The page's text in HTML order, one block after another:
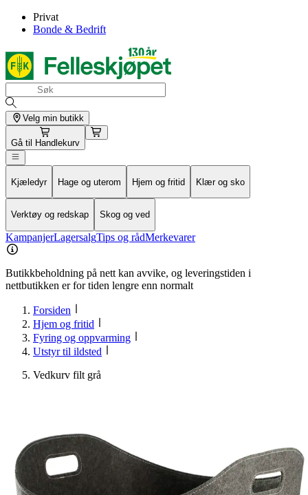
Privat
Bonde & Bedrift
Velg min butikk
Gå til Handlekurv
Kjæledyr Hage og uterom Hjem og fritid Klær og sko
Verktøy og redskap Skog og ved
KampanjerLagersalgTips og rådMerkevarer
Butikkbeholdning på nett kan avvike, og leveringstiden i
nettbutikken er for tiden lengre enn normalt
Forsiden
Hjem og fritid
Fyring og oppvarming
Utstyr til ildsted
Vedkurv filt grå